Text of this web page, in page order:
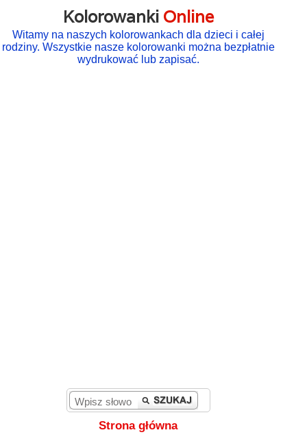
Kolorowanki Online
Witamy na naszych kolorowankach dla dzieci i całej
rodziny. Wszystkie nasze kolorowanki można bezpłatnie
wydrukować lub zapisać.
Strona główna